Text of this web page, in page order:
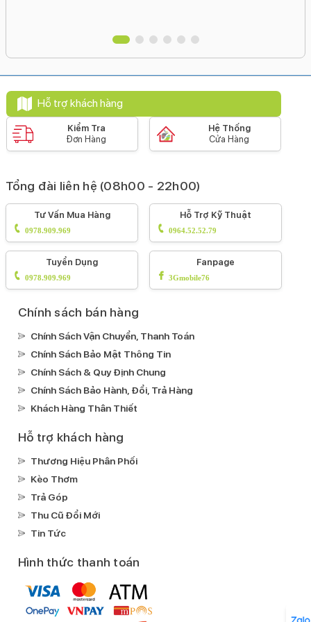
Hỗ trợ khách hàng
Kiểm Tra
Đơn Hàng
Hệ Thống
Cửa Hàng
Tổng đài liên hệ (08h00 - 22h00)
Tư Vấn Mua Hàng
0978.909.969
Hỗ Trợ Kỹ Thuật
0964.52.52.79
Tuyển Dụng
0978.909.969
Fanpage
3Gmobile76
Chính sách bán hàng
Chính Sách Vận Chuyển, Thanh Toán
Chính Sách Bảo Mật Thông Tin
Chính Sách & Quy Định Chung
Chính Sách Bảo Hành, Đổi, Trả Hàng
Khách Hàng Thân Thiết
Hỗ trợ khách hàng
Thương Hiệu Phân Phối
Kèo Thơm
Trả Góp
Thu Cũ Đổi Mới
Tin Tức
Hình thức thanh toán